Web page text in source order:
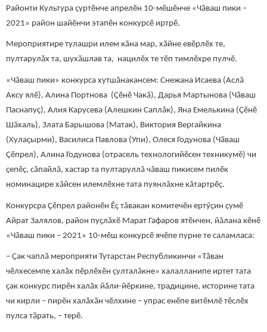
Районти Культура çуртӗнче апрелӗн 10-мӗшӗнче «Чӑваш пики –
2021» район шайӗнчи этапӗн конкурсӗ иртрӗ.
Мероприятире тулашри илем кӑна мар, хӑйне евӗрлӗх те,
пултарулӑх та, шухӑшлав та, нацилӗх те тӗп тимлӗхре пулчӗ.
«Чăваш пики» конкурса хутшăнакансем: Снежана Исаева (Аслă
Аксу ялӗ), Алина Портнова (Ҫӗнӗ Чакă), Дарья Мартынова (Чӑваш
Паснапуç), Алия Карусева (Алешкин Саплăк), Яна Емелькина (Ҫӗнӗ
Шăхаль), Злата Барышова (Матак), Виктория Вергайкина
(Хулаҫырми), Василиса Павлова (Упи), Олеся Годунова (Чӑваш
Ҫӗпрел), Алина Годунова (отрасель технологийӗсен техникумӗ) чи
çепӗç, сăпайлă, хастар та пултаруллă чăваш пикисем пилӗк
номинацире хăйсен илемлӗхне тата пуянлăхне кăтартрӗç.
Конкурсра Ҫӗпрел районӗн Ӗҫ тӑвакан комитечӗн ертӳҫин çумӗ
Айрат Залялов, район пуҫлӑхӗ Марат Гафаров ятӗнчен, йăлана кӗнӗ
«Чӑваш пики – 2021» 10-мӗш конкурсӗ ячӗпе пурне те саламласа:
– Ҫак чаплӑ мероприяти Тутарстан Республикинчи «Тӑван
чӗлхесемпе халӑх пӗрлӗхӗн çулталăкне» халалланипе иртет тата
ҫак конкурс пирӗн халӑх йӑли-йӗркине, традицине, историне тата
чи кирли – пирӗн халӑхӑн чӗлхине – упрас енӗпе витӗмлӗ тӗслӗх
пулса тӑрать, – терӗ.